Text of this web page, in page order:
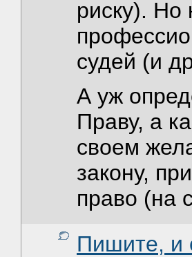
риску). Но
судей (и
А уж
Праву, а
своем
закону,
право (на
Пишите, и